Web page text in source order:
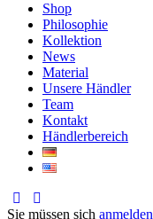
Shop
Philosophie
Kollektion
News
Material
Unsere Händler
Team
Kontakt
Händlerbereich
Sie müssen sich anmelden